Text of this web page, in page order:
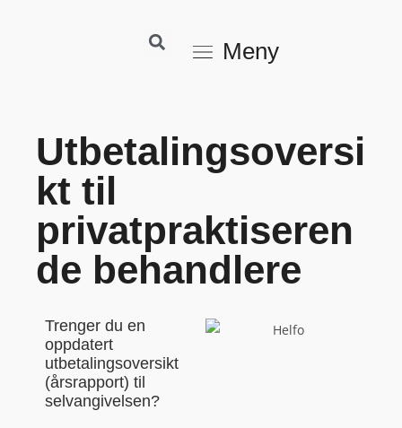
Meny
Utbetalingsoversi
kt til
privatpraktiseren
de behandlere
Trenger du en
oppdatert
utbetalingsoversikt
(årsrapport) til
selvangivelsen?